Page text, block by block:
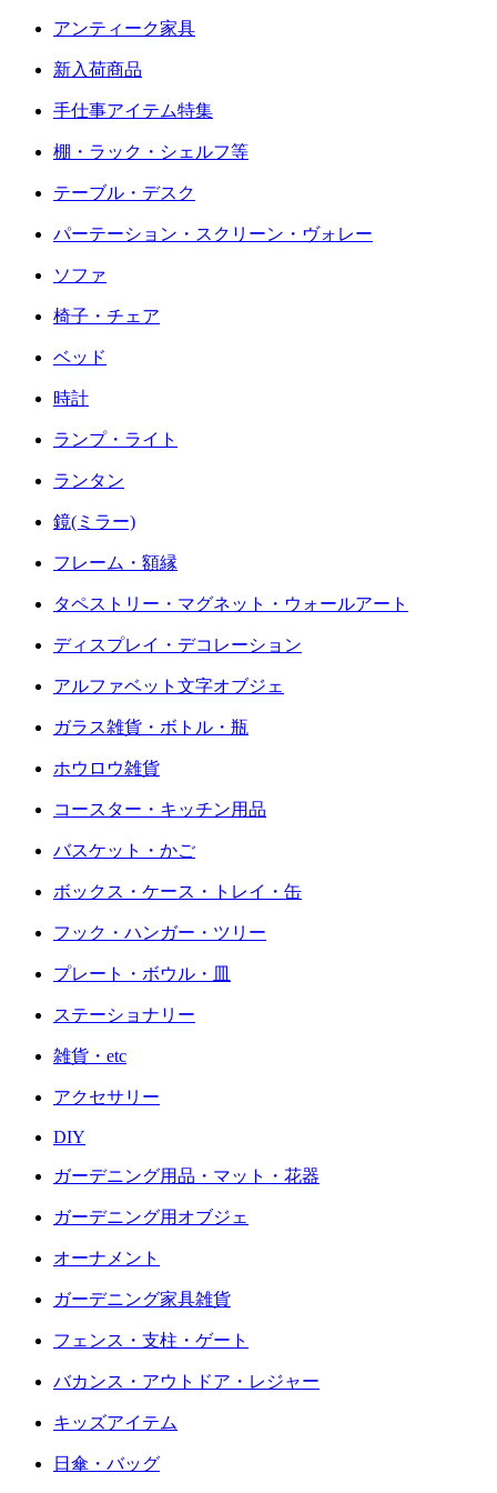
アンティーク家具
新入荷商品
手仕事アイテム特集
棚・ラック・シェルフ等
テーブル・デスク
パーテーション・スクリーン・ヴォレー
ソファ
椅子・チェア
ベッド
時計
ランプ・ライト
ランタン
鏡(ミラー)
フレーム・額縁
タペストリー・マグネット・ウォールアート
ディスプレイ・デコレーション
アルファベット文字オブジェ
ガラス雑貨・ボトル・瓶
ホウロウ雑貨
コースター・キッチン用品
バスケット・かご
ボックス・ケース・トレイ・缶
フック・ハンガー・ツリー
プレート・ボウル・皿
ステーショナリー
雑貨・etc
アクセサリー
DIY
ガーデニング用品・マット・花器
ガーデニング用オブジェ
オーナメント
ガーデニング家具雑貨
フェンス・支柱・ゲート
バカンス・アウトドア・レジャー
キッズアイテム
日傘・バッグ